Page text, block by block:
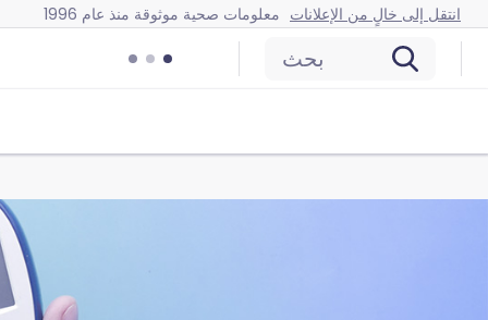
معلومات صحية موثوقة منذ عام 1996 انتقل إلى خالٍ من الإعلانات
بحث